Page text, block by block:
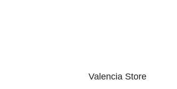
Valencia Store